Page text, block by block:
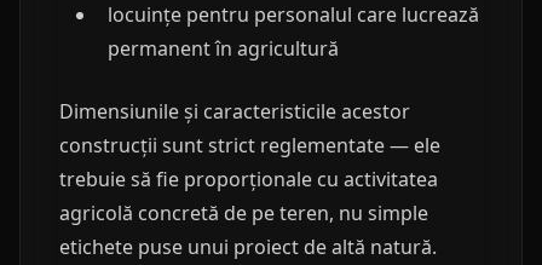
locuințe pentru personalul care lucrează
permanent în agricultură
Dimensiunile și caracteristicile acestor
construcții sunt strict reglementate — ele
trebuie să fie proporționale cu activitatea
agricolă concretă de pe teren, nu simple
etichete puse unui proiect de altă natură.